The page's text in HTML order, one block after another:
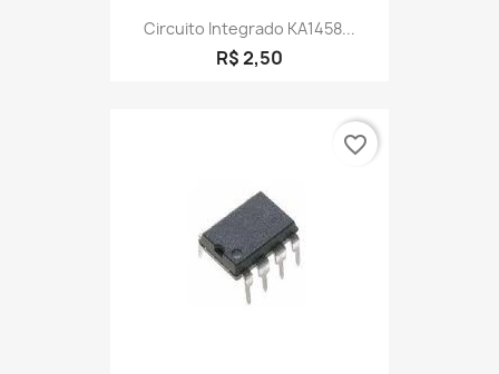
Circuito Integrado KA1458...
R$ 2,50
favorite_border